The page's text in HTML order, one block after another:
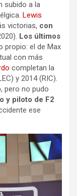
subido a la
Lewis
victorias, con
Los últimos
propio: el de Max
con más
completan la
y 2014 (RIC).
, pero no pudo
y piloto de F2
ese